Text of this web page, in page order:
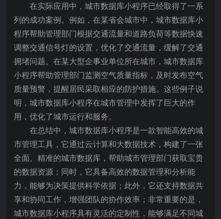
在实际应用中，城市数据库小程序已经取得了一系
列的成功案例。例如，在某省会城市中，城市数据库小
程序帮助管理部门根据交通流量和道路负荷等数据快速
调整交通信号灯的设置，优化了交通流量，缓解了交通
拥堵问题。在某大型企事业单位所在城市，城市数据库
小程序帮助管理部门监测空气质量指标，及时发布空气
质量预警，提醒居民采取相应的防护措施。这些例子说
明，城市数据库小程序在城市管理中发挥了巨大的作
用，优化了城市运行和服务。
在总结中，城市数据库小程序是一款智能高效的城
市管理工具，它通过云计算和大数据技术，构建了一张
全面、精准的城市数据库，帮助城市管理部门获取宝贵
的数据资源；同时，它具备高效的数据管理和分析能
力，能够为决策提供科学依据；此外，它还支持数据共
享和协同工作，增强团队的协作效率；非常重要的是，
城市数据库小程序具有灵活的定制性，能够满足不同城